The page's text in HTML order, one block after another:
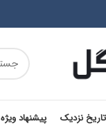
نزدیک پیشنهاد ویژه